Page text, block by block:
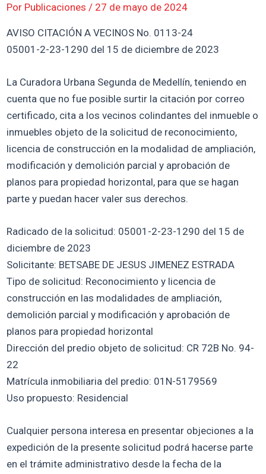
Por Publicaciones / 27 de mayo de 2024
AVISO CITACIÓN A VECINOS No. 0113-24
05001-2-23-1290 del 15 de diciembre de 2023
La Curadora Urbana Segunda de Medellín, teniendo en
cuenta que no fue posible surtir la citación por correo
certificado, cita a los vecinos colindantes del inmueble o
inmuebles objeto de la solicitud de reconocimiento,
licencia de construcción en la modalidad de ampliación,
modificación y demolición parcial y aprobación de
planos para propiedad horizontal, para que se hagan
parte y puedan hacer valer sus derechos.
Radicado de la solicitud: 05001-2-23-1290 del 15 de
diciembre de 2023
Solicitante: BETSABE DE JESUS JIMENEZ ESTRADA
Tipo de solicitud: Reconocimiento y licencia de
construcción en las modalidades de ampliación,
demolición parcial y modificación y aprobación de
planos para propiedad horizontal
Dirección del predio objeto de solicitud: CR 72B No. 94-
22
Matrícula inmobiliaria del predio: 01N-5179569
Uso propuesto: Residencial
Cualquier persona interesa en presentar objeciones a la
expedición de la presente solicitud podrá hacerse parte
en el trámite administrativo desde la fecha de la